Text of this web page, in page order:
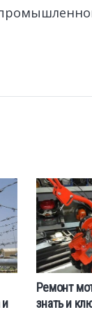
Ремонт
знать и